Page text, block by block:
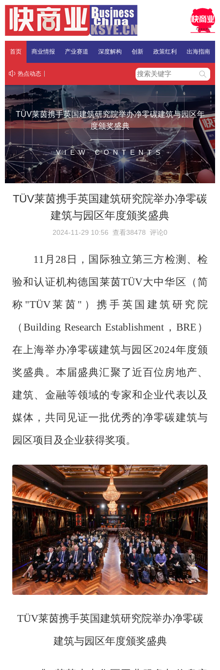
首页 商业情报 产业赛道 深度解构 创新 政策红利 出海指南
热点动态
TÜV莱茵携手英国建筑研究院举办净零碳建筑与园区年
度颁奖盛典
VIEW CONTENTS
TÜV莱茵携手英国建筑研究院举办净零碳
建筑与园区年度颁奖盛典
2024-11-29 10:56 查看38478 评论0
11月28日，国际独立第三方检测、检
验和认证机构德国莱茵TÜV大中华区（简
称"TÜV莱茵"）携手英国建筑研究院
（Building Research Establishment，BRE）
在上海举办净零碳建筑与园区2024年度颁
奖盛典。本届盛典汇聚了近百位房地产、
建筑、金融等领域的专家和企业代表以及
媒体，共同见证一批优秀的净零碳建筑与
园区项目及企业获得奖项。
TÜV莱茵携手英国建筑研究院举办净零碳
建筑与园区年度颁奖盛典